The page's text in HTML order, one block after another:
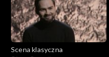
Scena klasyczna